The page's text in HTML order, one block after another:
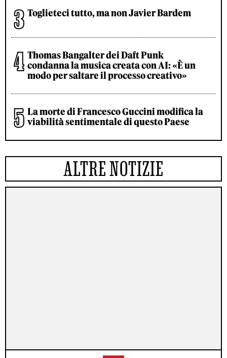
Toglieteci tutto, ma non Javier Bardem
Thomas Bangalter dei Daft Punk
condanna la musica creata con AI: «È un
modo per saltare il processo creativo»
La morte di Francesco Guccini modifica la
viabilità sentimentale di questo Paese
ALTRE NOTIZIE